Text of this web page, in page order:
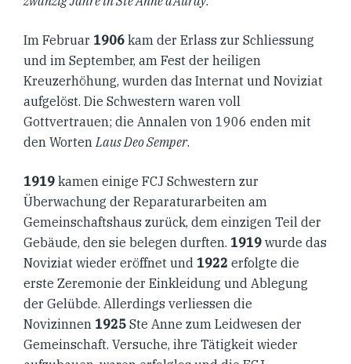
Im Februar 1906 kam der Erlass zur Schliessung
und im September, am Fest der heiligen
Kreuzerhöhung, wurden das Internat und Noviziat
aufgelöst. Die Schwestern waren voll
Gottvertrauen; die Annalen von 1906 enden mit
den Worten Laus Deo Semper.
1919 kamen einige FCJ Schwestern zur
Überwachung der Reparaturarbeiten am
Gemeinschaftshaus zurück, dem einzigen Teil der
Gebäude, den sie belegen durften. 1919 wurde das
Noviziat wieder eröffnet und 1922 erfolgte die
erste Zeremonie der Einkleidung und Ablegung
der Gelübde. Allerdings verliessen die
Novizinnen 1925 Ste Anne zum Leidwesen der
Gemeinschaft. Versuche, ihre Tätigkeit wieder